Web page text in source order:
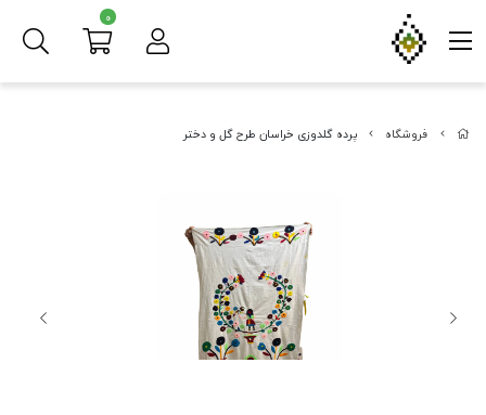
فروشگاه پرده گلدوزی خراسان طرح گل و دختر
0